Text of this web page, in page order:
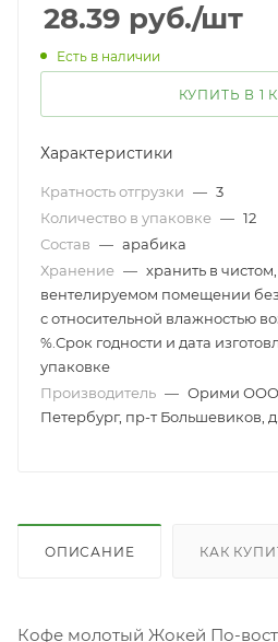
28.39 руб./шт
Есть в наличии
КУПИТЬ В 1
Характеристики
Кратность отгрузки — 3
Количество в упаковке — 12
Состав — арабика
Хранение — хранить в
вентелируемом помещении
с относительной влажностью
%.Срок годности и дата
упаковке
Производитель — Орими ООО,
Петербург, пр-т Большевиков, д.
ОПИСАНИЕ КАК
Кофе молотый Жокей По-